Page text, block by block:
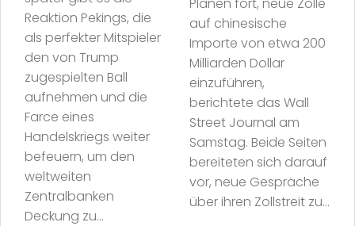
Reaktion Pekings, die
als perfekter Mitspieler
den von Trump
zugespielten Ball
aufnehmen und die
Farce eines
Handelskriegs weiter
befeuern, um den
weltweiten
Zentralbanken
Deckung zu...
auf chinesische
Importe von etwa 200
Milliarden Dollar
einzuführen,
berichtete das Wall
Street Journal am
Samstag. Beide Seiten
bereiteten sich darauf
vor, neue Gespräche
über ihren Zollstreit zu...